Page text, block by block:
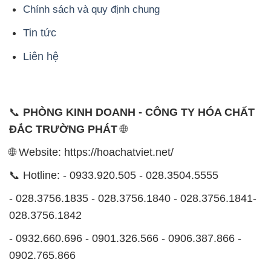
Chính sách và quy định chung
Tin tức
Liên hệ
📞 PHÒNG KINH DOANH - CÔNG TY HÓA CHẤT
ĐẮC TRƯỜNG PHÁT🌐
🌐 Website: https://hoachatviet.net/
📞 Hotline: - 0933.920.505 - 028.3504.5555
- 028.3756.1835 - 028.3756.1840 - 028.3756.1841-
028.3756.1842
- 0932.660.696 - 0901.326.566 - 0906.387.866 -
0902.765.866